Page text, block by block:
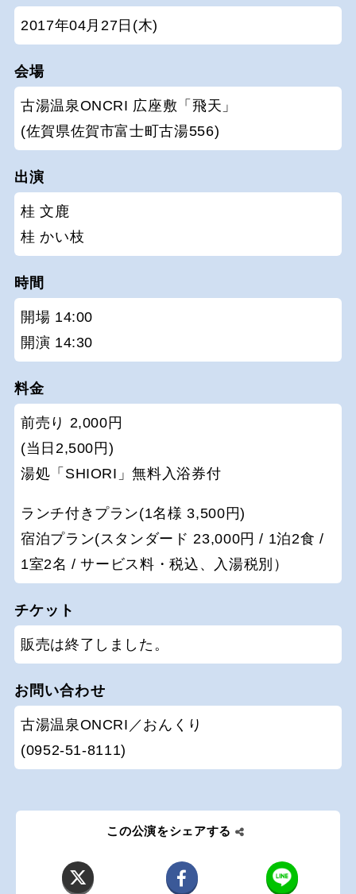
2017年04月27日(木)
会場
古湯温泉ONCRI 広座敷「飛天」
(佐賀県佐賀市富士町古湯556)
出演
桂 文鹿
桂 かい枝
時間
開場 14:00
開演 14:30
料金
前売り 2,000円
(当日2,500円)
湯処「SHIORI」無料入浴券付
ランチ付きプラン(1名様 3,500円)
宿泊プラン(スタンダード 23,000円 / 1泊2食 /
1室2名 / サービス料・税込、入湯税別）
チケット
販売は終了しました。
お問い合わせ
古湯温泉ONCRI／おんくり
(0952-51-8111)
この公演をシェアする